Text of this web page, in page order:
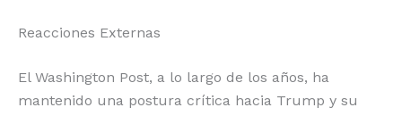
Reacciones Externas
El Washington Post, a lo largo de los años, ha
mantenido una postura crítica hacia Trump y su